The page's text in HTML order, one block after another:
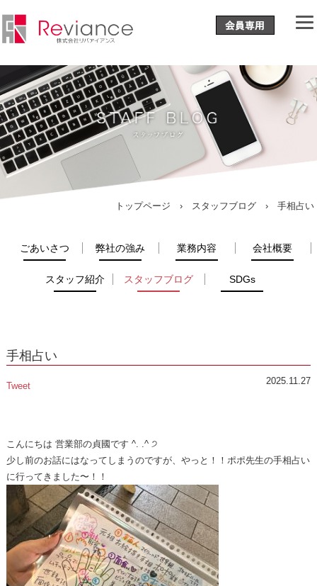
トップページ › スタッフブログ› 手相占い
ごあいさつ 弊社の強み 業務内容 会社概要
スタッフ紹介 スタッフブログ SDGs
手相占い
2025.11.27
Tweet
こんにちは 営業部の貞國です ^. .^ ੭
少し前のお話にはなってしまうのですが、やっと！！ポポ先生の手相占い
に行ってきました〜！！